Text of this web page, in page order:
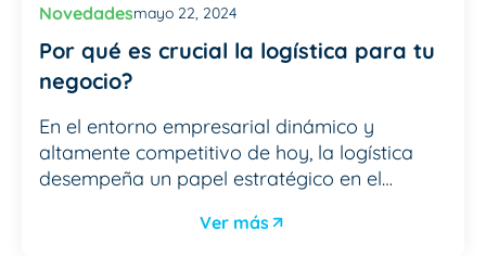
Novedadesmayo 22, 2024
Por qué es crucial la logística para tu
negocio?
En el entorno empresarial dinámico y
altamente competitivo de hoy, la logística
desempeña un papel estratégico en el…
Ver más